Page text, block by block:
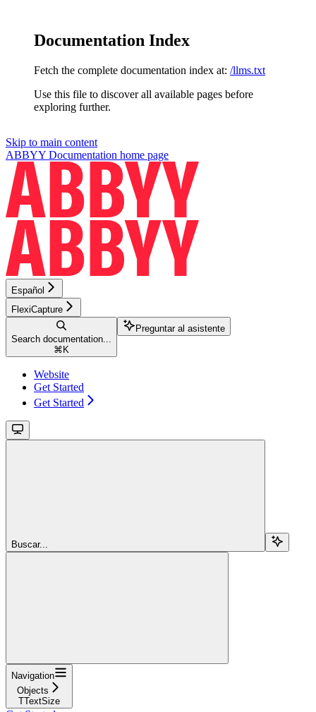
Documentation Index
Fetch the complete documentation index at: /llms.txt
Use this file to discover all available pages before
exploring further.
Skip to main content
ABBYY Documentation home page
Español
FlexiCapture
Search documentation...
⌘ K
Preguntar al asistente
Website
Get Started
Get Started
Buscar...
Navigation
Objects
TTextSize